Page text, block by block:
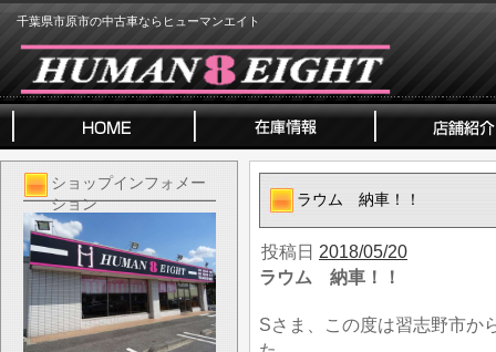
千葉県市原市の中古車ならヒューマンエイト
ショップインフォメー
ション
ラウム 納車！！
投稿日 2018/05/20
ラウム 納車！！
Sさま、この度は習志野市か